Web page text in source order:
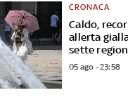
Caldo,
allerta
sette
CRONACA
05 ago - 23:58